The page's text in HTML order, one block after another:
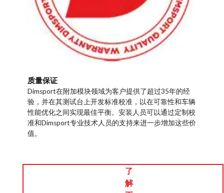
质量保证
Dimsport在附加模块领域为客户提供了超过35年的经
验，并在其测试台上开发标准校准，以在可靠性和车辆
性能优化之间实现最佳平衡。安装人员可以通过定制校
准和Dimsport专业技术人员的支持来进一步增加这些价
值。
了
解